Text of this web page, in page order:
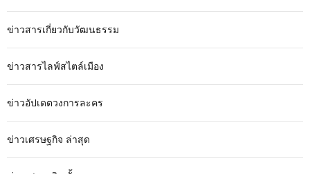
ข่าวสารเกี่ยวกับวัฒนธรรม
ข่าวสารไลฟ์สไตล์เมือง
ข่าวอัปเดตวงการละคร
ข่าวเศรษฐกิจ ล่าสุด